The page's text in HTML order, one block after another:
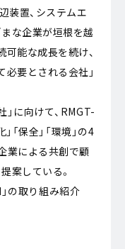
装置、システムエ
な企業が垣根を越
能な成長を続け、
要とされる会社」
に向けて、RMGT-
「保全」「環境」の4
業による共創で顧
案している。
の取り組み紹介